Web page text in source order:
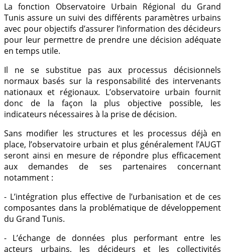
La fonction Observatoire Urbain Régional du Grand
Tunis assure un suivi des différents paramètres urbains
avec pour objectifs d’assurer l’information des décideurs
pour leur permettre de prendre une décision adéquate
en temps utile.
Il ne se substitue pas aux processus décisionnels
normaux basés sur la responsabilité des intervenants
nationaux et régionaux. L’observatoire urbain fournit
donc de la façon la plus objective possible, les
indicateurs nécessaires à la prise de décision.
Sans modifier les structures et les processus déjà en
place, l’observatoire urbain et plus généralement l’AUGT
seront ainsi en mesure de répondre plus efficacement
aux demandes de ses partenaires concernant
notamment :
- L’intégration plus effective de l’urbanisation et de ces
composantes dans la problématique de développement
du Grand Tunis.
- L’échange de données plus performant entre les
acteurs urbains, les décideurs et les collectivités